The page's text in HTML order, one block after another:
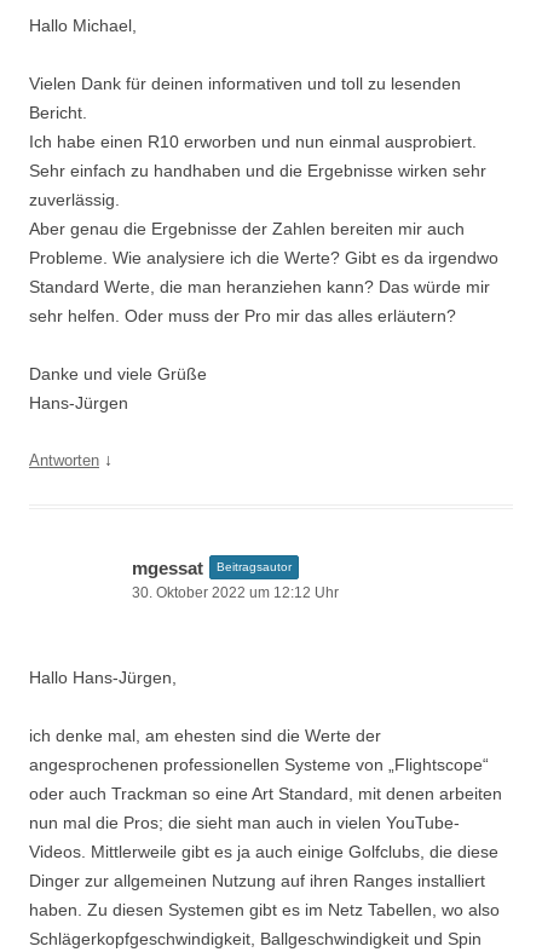
Hallo Michael,
Vielen Dank für deinen informativen und toll zu lesenden
Bericht.
Ich habe einen R10 erworben und nun einmal ausprobiert.
Sehr einfach zu handhaben und die Ergebnisse wirken sehr
zuverlässig.
Aber genau die Ergebnisse der Zahlen bereiten mir auch
Probleme. Wie analysiere ich die Werte? Gibt es da irgendwo
Standard Werte, die man heranziehen kann? Das würde mir
sehr helfen. Oder muss der Pro mir das alles erläutern?
Danke und viele Grüße
Hans-Jürgen
Antworten ↓
mgessat Beitragsautor
30. Oktober 2022 um 12:12 Uhr
Hallo Hans-Jürgen,
ich denke mal, am ehesten sind die Werte der
angesprochenen professionellen Systeme von „Flightscope“
oder auch Trackman so eine Art Standard, mit denen arbeiten
nun mal die Pros; die sieht man auch in vielen YouTube-
Videos. Mittlerweile gibt es ja auch einige Golfclubs, die diese
Dinger zur allgemeinen Nutzung auf ihren Ranges installiert
haben. Zu diesen Systemen gibt es im Netz Tabellen, wo also
Schlägerkopfgeschwindigkeit, Ballgeschwindigkeit und Spin